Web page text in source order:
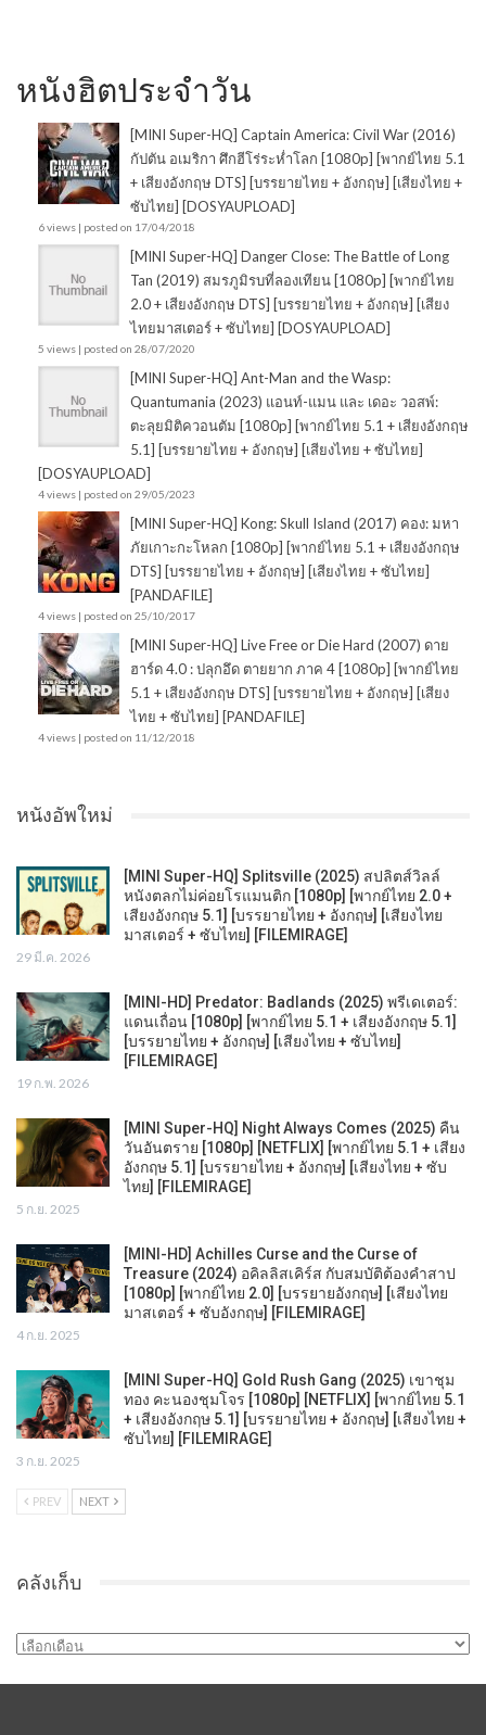
หนังฮิตประจำวัน
[MINI Super-HQ] Captain America: Civil War (2016)
กัปตัน อเมริกา ศึกฮีโร่ระห่ำโลก [1080p] [พากย์ไทย 5.1
+ เสียงอังกฤษ DTS] [บรรยายไทย + อังกฤษ] [เสียงไทย +
ซับไทย] [DOSYAUPLOAD]
6 views | posted on 17/04/2018
[MINI Super-HQ] Danger Close: The Battle of Long
Tan (2019) สมรภูมิรบที่ลองเทียน [1080p] [พากย์ไทย
2.0 + เสียงอังกฤษ DTS] [บรรยายไทย + อังกฤษ] [เสียง
ไทยมาสเตอร์ + ซับไทย] [DOSYAUPLOAD]
5 views | posted on 28/07/2020
[MINI Super-HQ] Ant-Man and the Wasp:
Quantumania (2023) แอนท์-แมน และ เดอะ วอสพ์:
ตะลุยมิติควอนตัม [1080p] [พากย์ไทย 5.1 + เสียงอังกฤษ
5.1] [บรรยายไทย + อังกฤษ] [เสียงไทย + ซับไทย]
[DOSYAUPLOAD]
4 views | posted on 29/05/2023
[MINI Super-HQ] Kong: Skull Island (2017) คอง: มหา
ภัยเกาะกะโหลก [1080p] [พากย์ไทย 5.1 + เสียงอังกฤษ
DTS] [บรรยายไทย + อังกฤษ] [เสียงไทย + ซับไทย]
[PANDAFILE]
4 views | posted on 25/10/2017
[MINI Super-HQ] Live Free or Die Hard (2007) ดาย
ฮาร์ด 4.0 : ปลุกอึด ตายยาก ภาค 4 [1080p] [พากย์ไทย
5.1 + เสียงอังกฤษ DTS] [บรรยายไทย + อังกฤษ] [เสียง
ไทย + ซับไทย] [PANDAFILE]
4 views | posted on 11/12/2018
หนังอัพใหม่
[MINI Super-HQ] Splitsville (2025) สปลิตส์วิลล์
หนังตลกไม่ค่อยโรแมนติก [1080p] [พากย์ไทย 2.0 +
เสียงอังกฤษ 5.1] [บรรยายไทย + อังกฤษ] [เสียงไทย
มาสเตอร์ + ซับไทย] [FILEMIRAGE]
29 มี.ค. 2026
[MINI-HD] Predator: Badlands (2025) พรีเดเตอร์:
แดนเถื่อน [1080p] [พากย์ไทย 5.1 + เสียงอังกฤษ 5.1]
[บรรยายไทย + อังกฤษ] [เสียงไทย + ซับไทย]
[FILEMIRAGE]
19 ก.พ. 2026
[MINI Super-HQ] Night Always Comes (2025) คืน
วันอันตราย [1080p] [NETFLIX] [พากย์ไทย 5.1 + เสียง
อังกฤษ 5.1] [บรรยายไทย + อังกฤษ] [เสียงไทย + ซับ
ไทย] [FILEMIRAGE]
5 ก.ย. 2025
[MINI-HD] Achilles Curse and the Curse of
Treasure (2024) อคิลลิสเคิร์ส กับสมบัติต้องคำสาป
[1080p] [พากย์ไทย 2.0] [บรรยายอังกฤษ] [เสียงไทย
มาสเตอร์ + ซับอังกฤษ] [FILEMIRAGE]
4 ก.ย. 2025
[MINI Super-HQ] Gold Rush Gang (2025) เขาชุม
ทอง คะนองชุมโจร [1080p] [NETFLIX] [พากย์ไทย 5.1
+ เสียงอังกฤษ 5.1] [บรรยายไทย + อังกฤษ] [เสียงไทย +
ซับไทย] [FILEMIRAGE]
3 ก.ย. 2025
PREV NEXT
คลังเก็บ
คลัง